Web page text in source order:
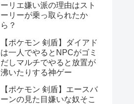
ーリエ嫌い派の理由はスト
ーリーが乗っ取られたか
ら？
【ポケモン 剣盾】ダイアド
は一人でやるとNPCがゴミ
だしマルチでやると放置が
沸いたりする神ゲー
【ポケモン 剣盾】エースバ
ーンの見た目嫌いな奴そこ